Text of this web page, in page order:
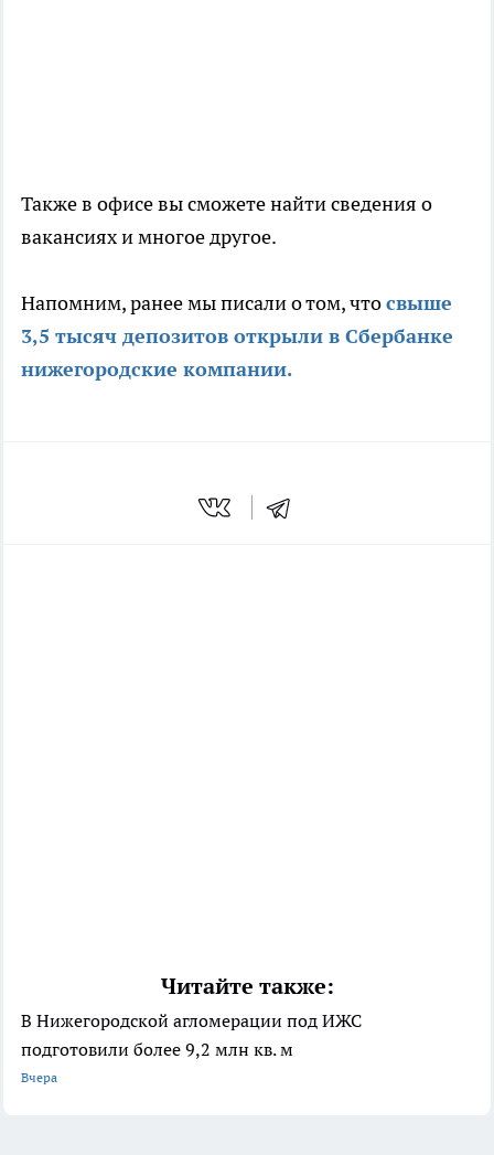
Также в офисе вы сможете найти сведения о
вакансиях и многое другое.
Напомним, ранее мы писали о том, чтосвыше
3,5 тысяч депозитов открыли в Сбербанке
нижегородские компании.
Читайте также:
В Нижегородской агломерации под ИЖС
подготовили более 9,2 млн кв. м
Вчера